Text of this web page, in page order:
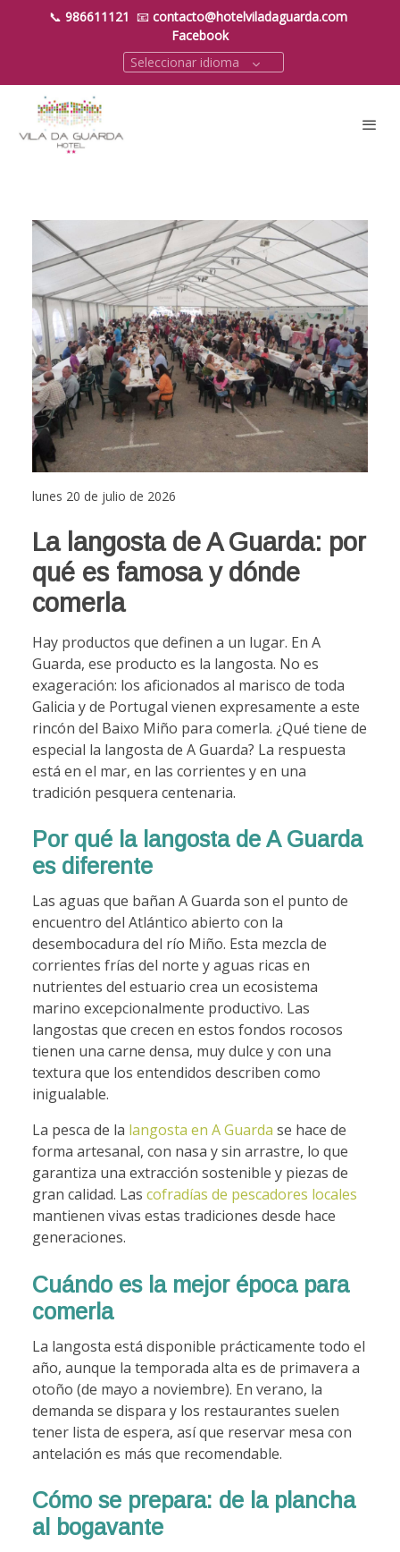
📞 986611121 📧 contacto@hotelviladaguarda.com
Facebook
Seleccionar idioma
lunes 20 de julio de 2026
La langosta de A Guarda: por
qué es famosa y dónde
comerla
Hay productos que definen a un lugar. En A
Guarda, ese producto es la langosta. No es
exageración: los aficionados al marisco de toda
Galicia y de Portugal vienen expresamente a este
rincón del Baixo Miño para comerla. ¿Qué tiene de
especial la langosta de A Guarda? La respuesta
está en el mar, en las corrientes y en una
tradición pesquera centenaria.
Por qué la langosta de A Guarda
es diferente
Las aguas que bañan A Guarda son el punto de
encuentro del Atlántico abierto con la
desembocadura del río Miño. Esta mezcla de
corrientes frías del norte y aguas ricas en
nutrientes del estuario crea un ecosistema
marino excepcionalmente productivo. Las
langostas que crecen en estos fondos rocosos
tienen una carne densa, muy dulce y con una
textura que los entendidos describen como
inigualable.
La pesca de la langosta en A Guarda se hace de
forma artesanal, con nasa y sin arrastre, lo que
garantiza una extracción sostenible y piezas de
gran calidad. Las cofradías de pescadores locales
mantienen vivas estas tradiciones desde hace
generaciones.
Cuándo es la mejor época para
comerla
La langosta está disponible prácticamente todo el
año, aunque la temporada alta es de primavera a
otoño (de mayo a noviembre). En verano, la
demanda se dispara y los restaurantes suelen
tener lista de espera, así que reservar mesa con
antelación es más que recomendable.
Cómo se prepara: de la plancha
al bogavante